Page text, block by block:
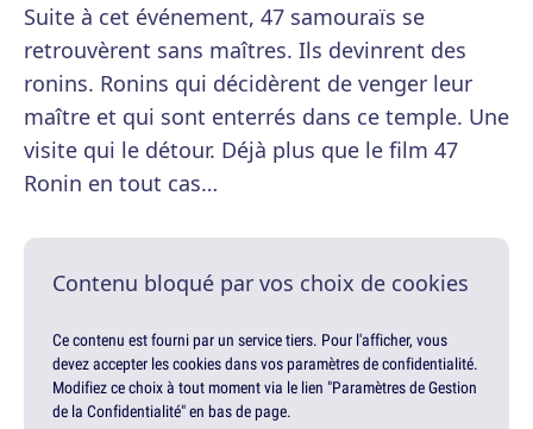
Suite à cet événement, 47 samouraïs se
retrouvèrent sans maîtres. Ils devinrent des
ronins. Ronins qui décidèrent de venger leur
maître et qui sont enterrés dans ce temple. Une
visite qui le détour. Déjà plus que le film 47
Ronin en tout cas…
Contenu bloqué par vos choix de cookies
Ce contenu est fourni par un service tiers. Pour l'afficher, vous
devez accepter les cookies dans vos paramètres de confidentialité.
Modifiez ce choix à tout moment via le lien "Paramètres de Gestion
de la Confidentialité" en bas de page.